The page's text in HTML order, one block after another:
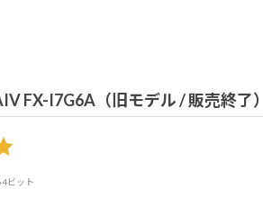
FX-I7G6A（旧モデル / 販売終了）
ビット